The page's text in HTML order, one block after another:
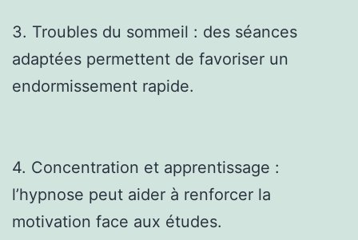
3. Troubles du sommeil : des séances
adaptées permettent de favoriser un
endormissement rapide.
4. Concentration et apprentissage :
l’hypnose peut aider à renforcer la
motivation face aux études.